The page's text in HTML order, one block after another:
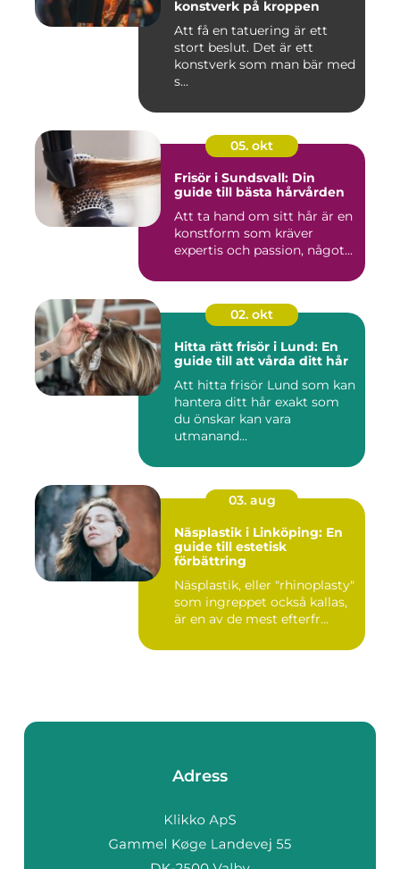
konstverk på kroppen
Att få en tatuering är ett
stort beslut. Det är ett
konstverk som man bär med
s...
05. okt
Frisör i Sundsvall: Din
guide till bästa hårvården
Att ta hand om sitt hår är en
konstform som kräver
expertis och passion, något...
02. okt
Hitta rätt frisör i Lund: En
guide till att vårda ditt hår
Att hitta frisör Lund som kan
hantera ditt hår exakt som
du önskar kan vara
utmanand...
03. aug
Näsplastik i Linköping: En
guide till estetisk
förbättring
Näsplastik, eller "rhinoplasty"
som ingreppet också kallas,
är en av de mest efterfr...
Adress